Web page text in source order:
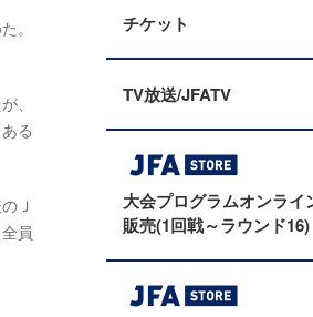
。
、
る
Ｊ
員
チケット
TV放送/JFATV
大会プログラムオンライ
販売(1回戦～ラウンド16)